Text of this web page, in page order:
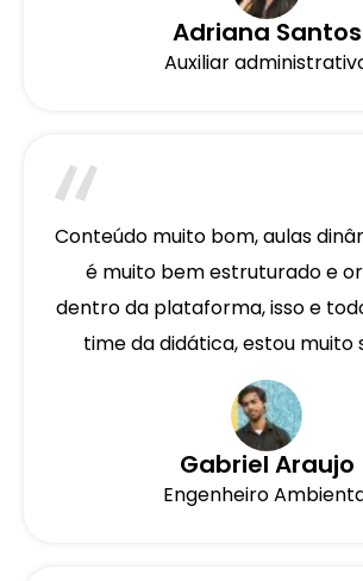
Adriana Santos
Auxiliar
Conteúdo muito bom, aulas
é muito bem estruturado e
dentro da plataforma, isso e
time da didática, estou muito
Gabriel Araujo
Engenheiro